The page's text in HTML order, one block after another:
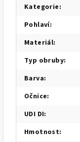
Kategorie:
Pohlaví:
Materiál:
Typ obruby:
Barva:
Očnice:
UDI DI:
Hmotnost: